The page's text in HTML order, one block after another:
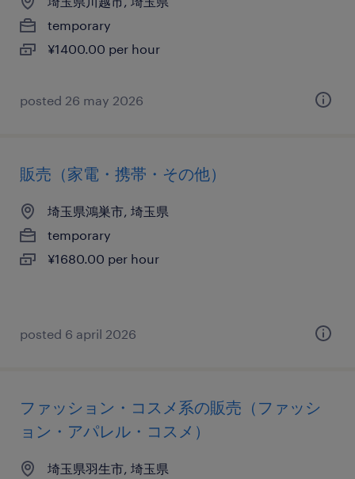
temporary
¥1400.00 per hour
posted 26 may 2026
販売（家電・携帯・その他）
埼玉県鴻巣市, 埼玉県
temporary
¥1680.00 per hour
posted 6 april 2026
ファッション・コスメ系の販売（ファッシ
ョン・アパレル・コスメ）
埼玉県羽生市, 埼玉県